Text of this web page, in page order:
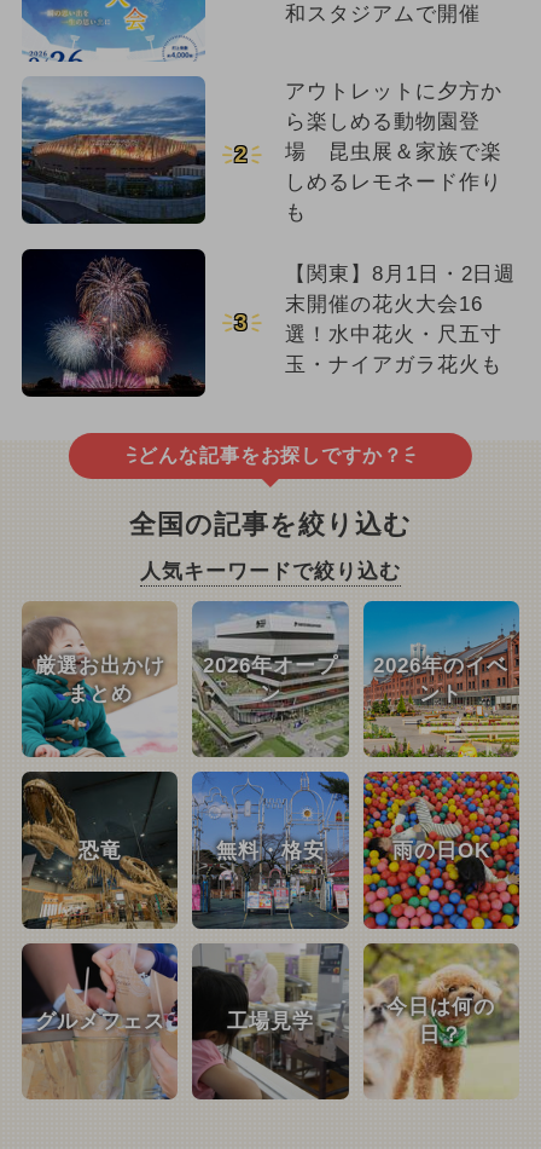
和スタジアムで開催
2
アウトレットに夕方か
ら楽しめる動物園登
場 昆虫展＆家族で楽
しめるレモネード作り
も
3
【関東】8月1日・2日週
末開催の花火大会16
選！水中花火・尺五寸
玉・ナイアガラ花火も
どんな記事をお探しですか？
全国の記事を絞り込む
人気キーワードで絞り込む
厳選お出かけ
まとめ
2026年オープ
ン
2026年のイベ
ント
恐竜 無料・格安 雨の日OK
グルメフェス 工場見学
今日は何の
日？